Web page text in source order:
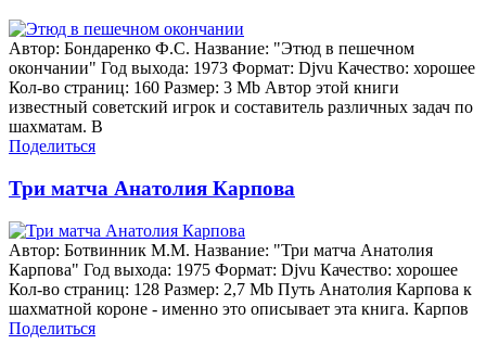
Автор: Бондаренко Ф.С. Название: "Этюд в пешечном
окончании" Год выхода: 1973 Формат: Djvu Качество: хорошее
Кол-во страниц: 160 Размер: 3 Mb Автор этой книги
известный советский игрок и составитель различных задач по
шахматам. В
Поделиться
Три матча Анатолия Карпова
Автор: Ботвинник М.М. Название: "Три матча Анатолия
Карпова" Год выхода: 1975 Формат: Djvu Качество: хорошее
Кол-во страниц: 128 Размер: 2,7 Mb Путь Анатолия Карпова к
шахматной короне - именно это описывает эта книга. Карпов
Поделиться